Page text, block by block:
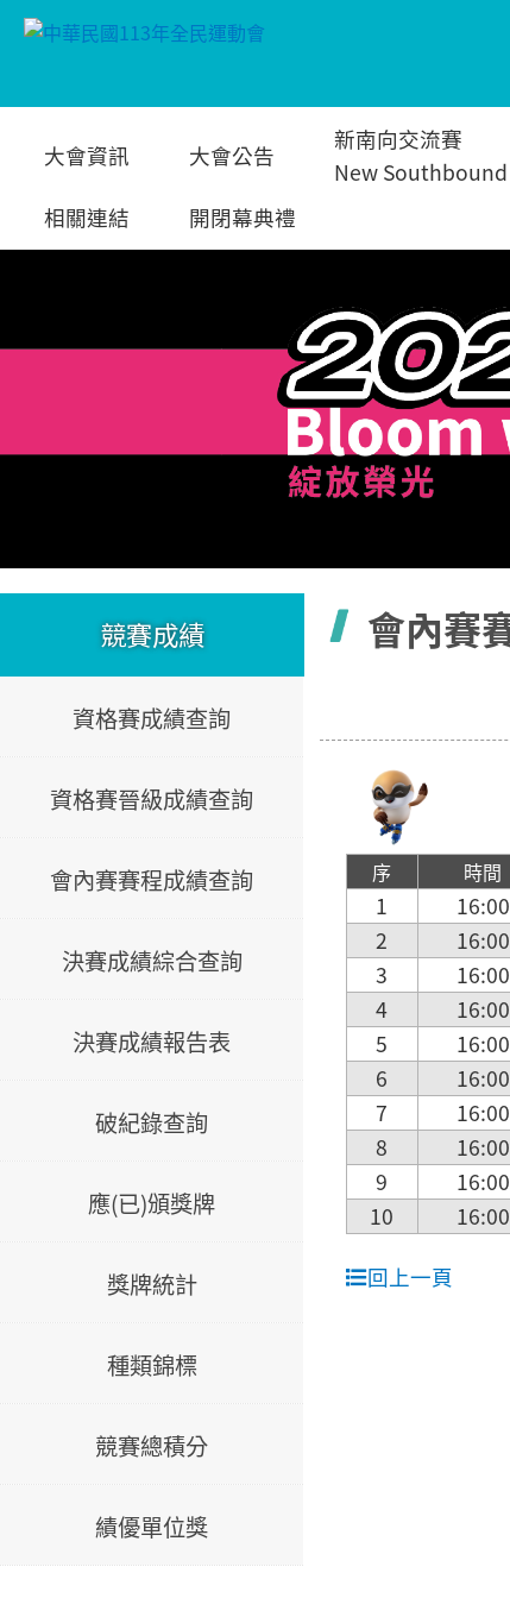
容
大會資訊 大會公告
新南向交流賽
New Southbound
相關連結 開閉幕典禮
競賽成績
資格賽成績查詢
資格賽晉級成績查詢
會內賽賽程成績查詢
決賽成績綜合查詢
決賽成績報告表
破紀錄查詢
應(已)頒獎牌
獎牌統計
種類錦標
競賽總積分
績優單位獎
會內賽
序 時間
1 16:00
2
16:00
3
16:00
4
16:00
5
16:00
6
16:00
7
16:00
8
16:00
9
16:00
10
16:00
回上一頁